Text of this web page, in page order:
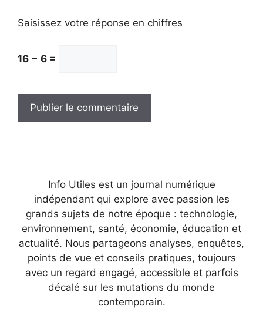
Saisissez votre réponse en chiffres
16 − 6 =
Info Utiles est un journal numérique
indépendant qui explore avec passion les
grands sujets de notre époque : technologie,
environnement, santé, économie, éducation et
actualité. Nous partageons analyses, enquêtes,
points de vue et conseils pratiques, toujours
avec un regard engagé, accessible et parfois
décalé sur les mutations du monde
contemporain.